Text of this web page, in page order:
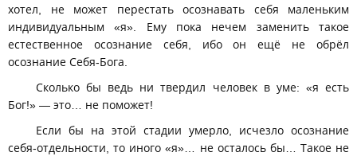
хотел, не может перестать осознавать себя маленьким
индивидуальным «я». Ему пока нечем заменить такое
естественное осознание себя, ибо он ещё не обрёл
осознание Себя-Бога.
Сколько бы ведь ни твердил человек в уме: «я есть
Бог!» — это… не поможет!
Если бы на этой стадии умерло, исчезло осознание
себя-отдельности, то иного «я»… не осталось бы… Такое не